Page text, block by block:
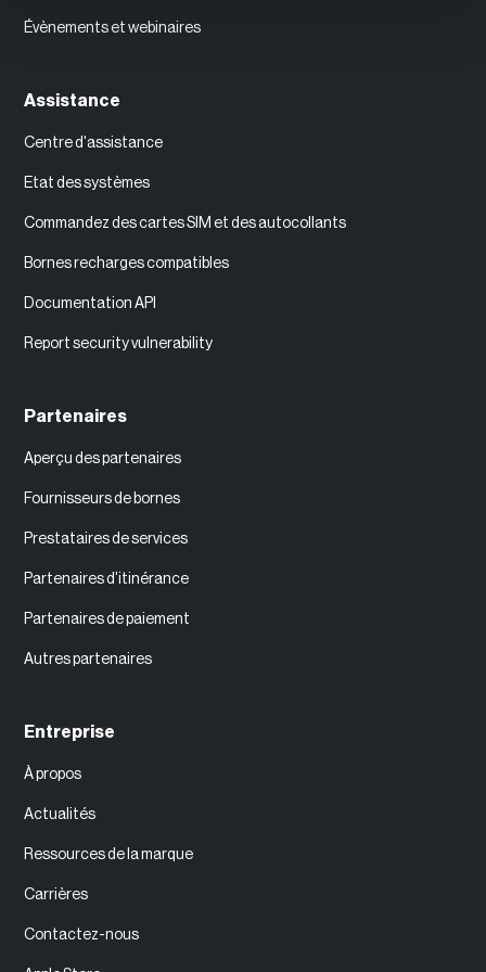
Évènements et webinaires
Assistance
Centre d'assistance
Etat des systèmes
Commandez des cartes SIM et des autocollants
Bornes recharges compatibles
Documentation API
Report security vulnerability
Partenaires
Aperçu des partenaires
Fournisseurs de bornes
Prestataires de services
Partenaires d'itinérance
Partenaires de paiement
Autres partenaires
Entreprise
À propos
Actualités
Ressources de la marque
Carrières
Contactez-nous